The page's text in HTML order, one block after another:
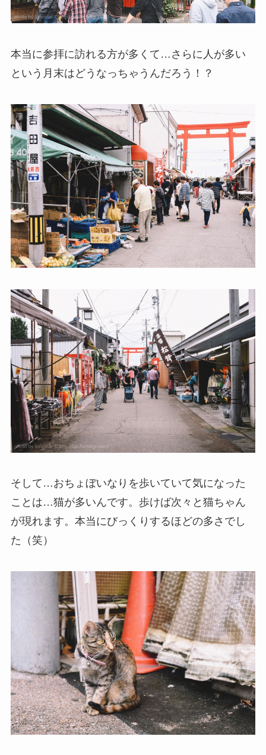
本当に参拝に訪れる方が多くて…さらに人が多い
という月末はどうなっちゃうんだろう！？
そして…おちょぼいなりを歩いていて気になった
ことは…猫が多いんです。歩けば次々と猫ちゃん
が現れます。本当にびっくりするほどの多さでし
た（笑）